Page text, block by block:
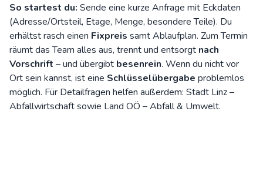
So startest du: Sende eine kurze Anfrage mit Eckdaten
(Adresse/Ortsteil, Etage, Menge, besondere Teile). Du
erhältst rasch einen Fixpreis samt Ablaufplan. Zum Termin
räumt das Team alles aus, trennt und entsorgt nach
Vorschrift – und übergibt besenrein. Wenn du nicht vor
Ort sein kannst, ist eine Schlüsselübergabe problemlos
möglich. Für Detailfragen helfen außerdem: Stadt Linz –
Abfallwirtschaftsowie Land OÖ – Abfall & Umwelt.